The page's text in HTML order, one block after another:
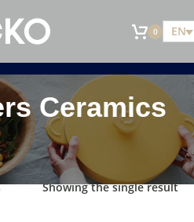
0 EN
Ceramics
Showing the single result